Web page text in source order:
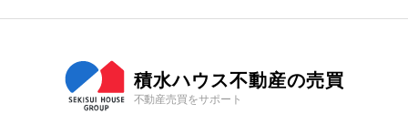
積水ハウス不動産の売買
不動産売買をサポート